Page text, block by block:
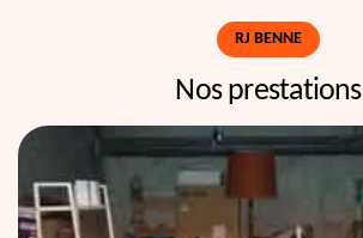
RJ BENNE
Nos prestations